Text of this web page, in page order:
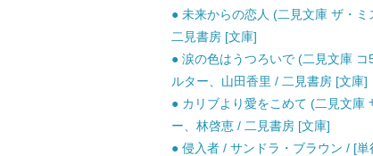
● 未来からの恋人 (二見文庫 ザ・
二見書房 [文庫]
● 涙の色はうつろいで (二見文庫
ルター、山田香里 / 二見書房 [文庫]
● カリブより愛をこめて (二見文庫
ー、林啓恵 / 二見書房 [文庫]
● 侵入者 / サンドラ・ブラウン / [